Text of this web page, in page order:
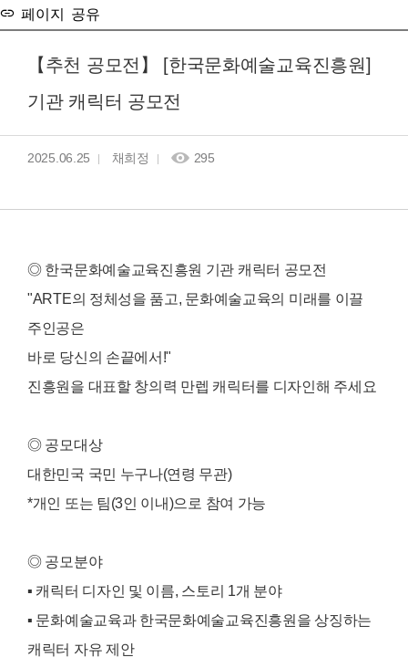
페이지 공유
【추천 공모전】 [한국문화예술교육진흥원]
기관 캐릭터 공모전
2025.06.25 채희정 295
◎ 한국문화예술교육진흥원 기관 캐릭터 공모전
"ARTE의 정체성을 품고, 문화예술교육의 미래를 이끌
주인공은
바로 당신의 손끝에서!"
진흥원을 대표할 창의력 만렙 캐릭터를 디자인해 주세요
◎ 공모대상
대한민국 국민 누구나(연령 무관)
*개인 또는 팀(3인 이내)으로 참여 가능
◎ 공모분야
▪️ 캐릭터 디자인 및 이름, 스토리 1개 분야
▪️ 문화예술교육과 한국문화예술교육진흥원을 상징하는
캐릭터 자유 제안